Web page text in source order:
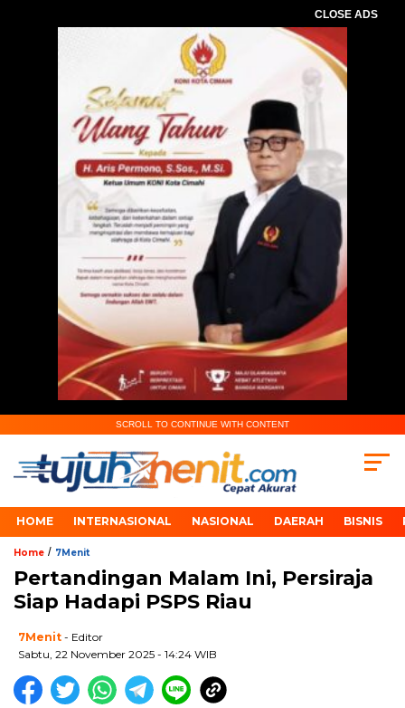
CLOSE ADS
SCROLL TO CONTINUE WITH CONTENT
HOME INTERNASIONAL NASIONAL DAERAH BISNIS
Home / 7Menit
Pertandingan Malam Ini, Persiraja
Siap Hadapi PSPS Riau
7Menit - Editor
Sabtu, 22 November 2025 - 14:24 WIB